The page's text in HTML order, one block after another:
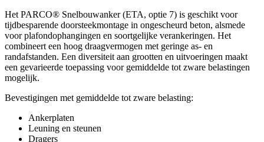
Het PARCO® Snelbouwanker (ETA, optie 7) is geschikt voor
tijdbesparende doorsteekmontage in ongescheurd beton, alsmede
voor plafondophangingen en soortgelijke verankeringen. Het
combineert een hoog draagvermogen met geringe as- en
randafstanden. Een diversiteit aan grootten en uitvoeringen maakt
een gevarieerde toepassing voor gemiddelde tot zware belastingen
mogelijk.
Bevestigingen met gemiddelde tot zware belasting:
Ankerplaten
Leuning en steunen
Dragers